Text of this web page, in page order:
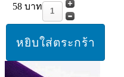
58 บาท